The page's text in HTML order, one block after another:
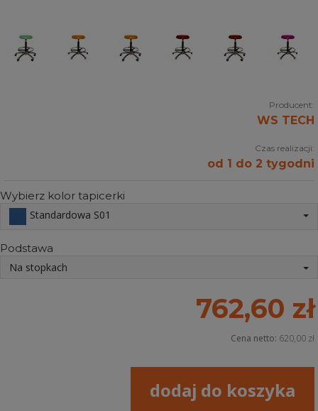
Producent:
WS TECH
Czas realizacji:
od 1 do 2 tygodni
Wybierz kolor tapicerki
Standardowa S01
Podstawa
Na stopkach
762,60 zł
Cena netto: 620,00 zł
dodaj do koszyka